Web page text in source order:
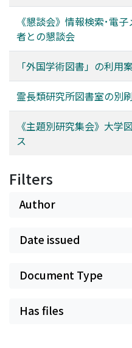
《懇談会》情報検索･電
者との懇談会
「外国学術図書」の利用
霊長類研究所図書室の別
《主題別研究集会》大学
ス
Filters
Author
Date issued
Document Type
Has files